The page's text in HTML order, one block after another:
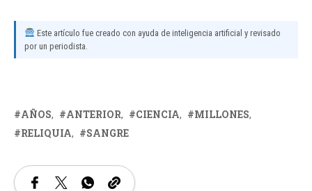
Este artículo fue creado con ayuda de inteligencia artificial y revisado
por un periodista.
AÑOS ANTERIOR CIENCIA
MILLONES
RELIQUIA
SANGRE